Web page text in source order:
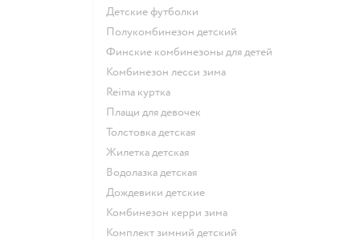
Детские футболки
Полукомбинезон детский
Финские комбинезоны для детей
Комбинезон лесси зима
Reima куртка
Плащи для девочек
Толстовка детская
Жилетка детская
Водолазка детская
Дождевики детские
Комбинезон керри зима
Комплект зимний детский